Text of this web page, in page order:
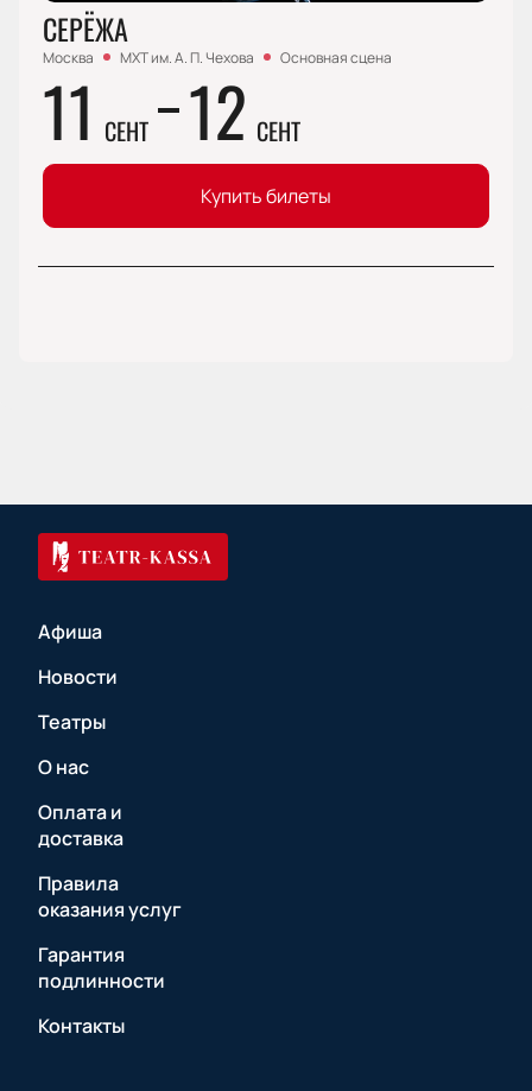
СЕРЁЖА
Москва МХТ им. А. П. Чехова Основная сцена
11 СЕНТ 12 СЕНТ
Купить билеты
Афиша
Новости
Театры
О нас
Оплата и
доставка
Правила
оказания услуг
Гарантия
подлинности
Контакты